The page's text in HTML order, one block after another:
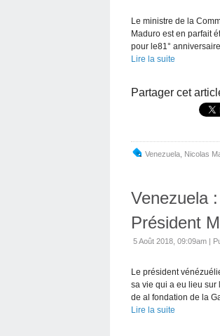
Le ministre de la
Maduro est en parfait
pour le81°
Lire la suite
Partager cet
Venezuela Nicolas
Venezuela
Président
5 Août 2018, 09:09am |
Le président
sa vie qui a eu lieu sur
de al fondation de la
Lire la suite